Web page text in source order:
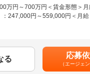
す。成果は固定給の昇格、賞与
、オフィスソリューションと不
の高い物件の商品化力と、全国
合】
組み、社内調整、スケジュール
ンなど
37％：63％
万円～700万円＜賃金形態＞
：247,000円～559,000円＜月
万〕40歳・課長代理 年収734
婚者、賞与年4.5ヶ月（2024実
であり、選考を通じて上下する
る 応募
（エージェ